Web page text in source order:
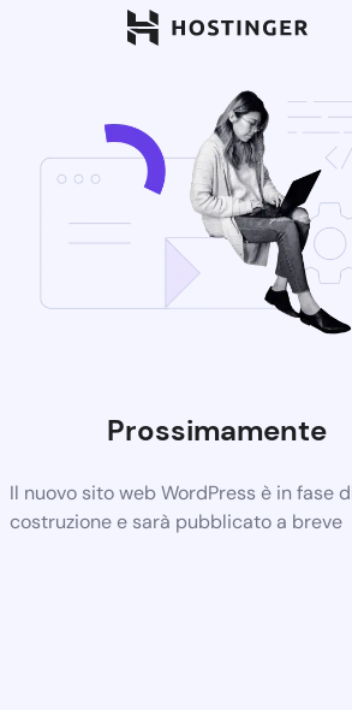
Prossimamente
Il nuovo sito web WordPress è in fase
costruzione e sarà pubblicato a breve